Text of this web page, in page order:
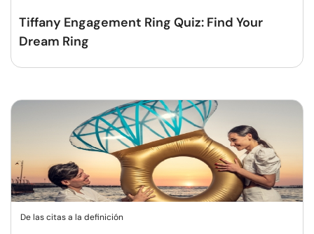
Tiffany Engagement Ring Quiz: Find Your
Dream Ring
De las citas a la definición